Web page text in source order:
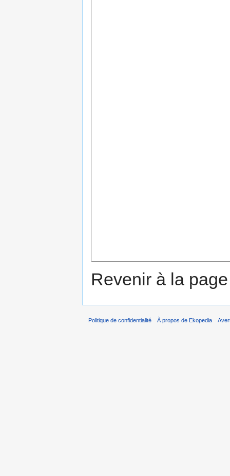
Revenir à la
Politique de confidentialité À propos de Ekopedia